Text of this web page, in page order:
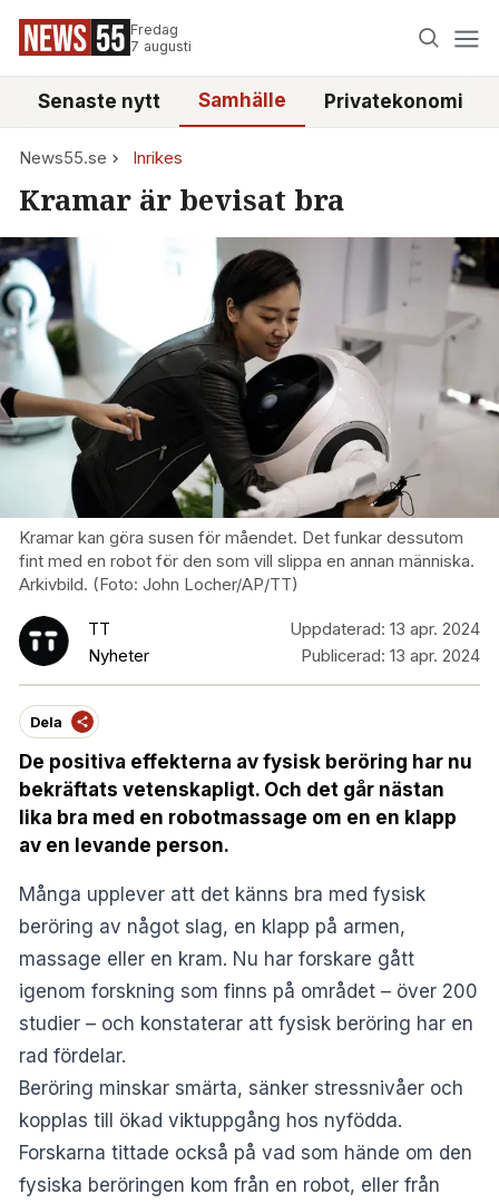
Fredag
7 augusti
Senaste nytt Samhälle Privatekonomi
News55.se Inrikes
Kramar är bevisat bra
Kramar kan göra susen för måendet. Det funkar dessutom
fint med en robot för den som vill slippa en annan människa.
Arkivbild. (Foto: John Locher/AP/TT)
TT
Nyheter
Uppdaterad: 13 apr. 2024
Publicerad: 13 apr. 2024
Dela
De positiva effekterna av fysisk beröring har nu
bekräftats vetenskapligt. Och det går nästan
lika bra med en robotmassage om en en klapp
av en levande person.
Många upplever att det känns bra med fysisk
beröring av något slag, en klapp på armen,
massage eller en kram. Nu har forskare gått
igenom forskning som finns på området – över 200
studier – och konstaterar att fysisk beröring har en
rad fördelar.
Beröring minskar smärta, sänker stressnivåer och
kopplas till ökad viktuppgång hos nyfödda.
Forskarna tittade också på vad som hände om den
fysiska beröringen kom från en robot, eller från